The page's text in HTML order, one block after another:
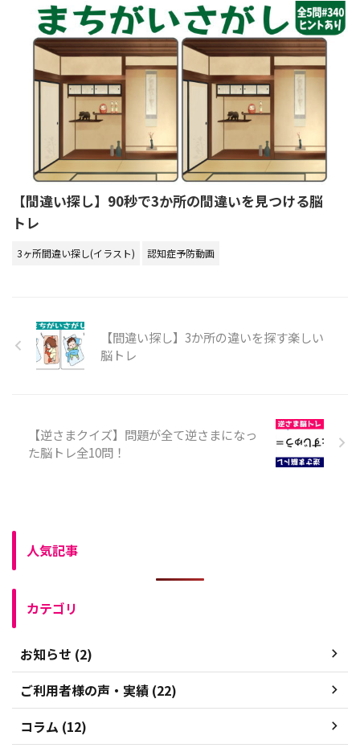
【間違い探し】90秒で3か所の間違いを見つける脳
トレ
3ヶ所間違い探し(イラスト) 認知症予防動画
【間違い探し】3か所の違いを探す楽しい
脳トレ
【逆さまクイズ】問題が全て逆さまになっ
た脳トレ全10問！
人気記事
カテゴリ
お知らせ (2)
ご利用者様の声・実績 (22)
コラム (12)